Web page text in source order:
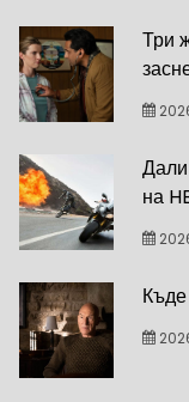
Три
на